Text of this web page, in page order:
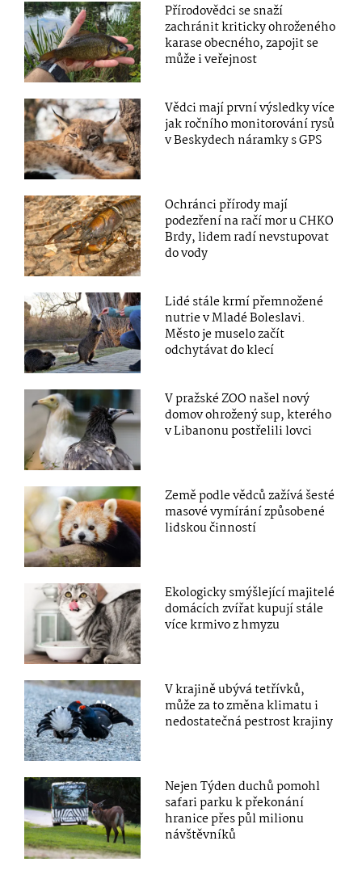
Přírodovědci se snaží
zachránit kriticky ohroženého
karase obecného, zapojit se
může i veřejnost
Vědci mají první výsledky více
jak ročního monitorování rysů
v Beskydech náramky s GPS
Ochránci přírody mají
podezření na račí mor u CHKO
Brdy, lidem radí nevstupovat
do vody
Lidé stále krmí přemnožené
nutrie v Mladé Boleslavi.
Město je muselo začít
odchytávat do klecí
V pražské ZOO našel nový
domov ohrožený sup, kterého
v Libanonu postřelili lovci
Země podle vědců zažívá šesté
masové vymírání způsobené
lidskou činností
Ekologicky smýšlející majitelé
domácích zvířat kupují stále
více krmivo z hmyzu
V krajině ubývá tetřívků,
může za to změna klimatu i
nedostatečná pestrost krajiny
Nejen Týden duchů pomohl
safari parku k překonání
hranice přes půl milionu
návštěvníků